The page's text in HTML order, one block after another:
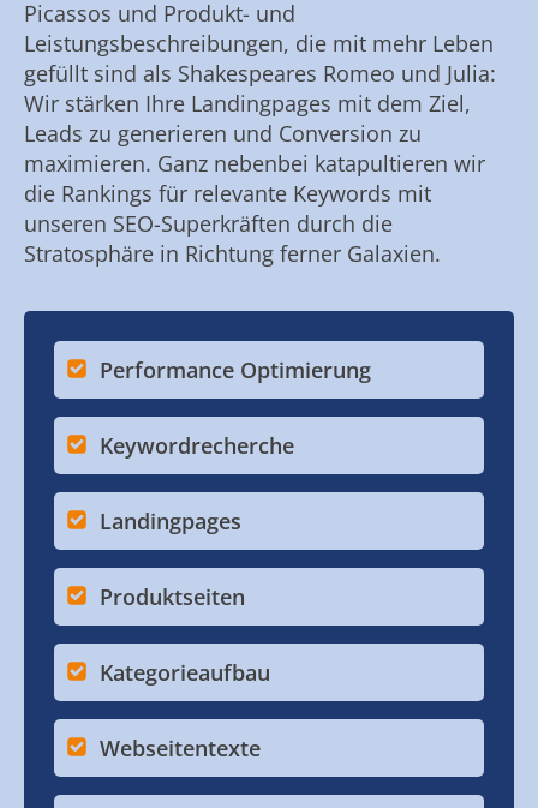
Picassos und Produkt- und
Leistungsbeschreibungen, die mit mehr Leben
gefüllt sind als Shakespeares Romeo und Julia:
Wir stärken Ihre Landingpages mit dem Ziel,
Leads zu generieren und Conversion zu
maximieren. Ganz nebenbei katapultieren wir
die Rankings für relevante Keywords mit
unseren SEO-Superkräften durch die
Stratosphäre in Richtung ferner Galaxien.
Performance Optimierung
Keywordrecherche
Landingpages
Produktseiten
Kategorieaufbau
Webseitentexte